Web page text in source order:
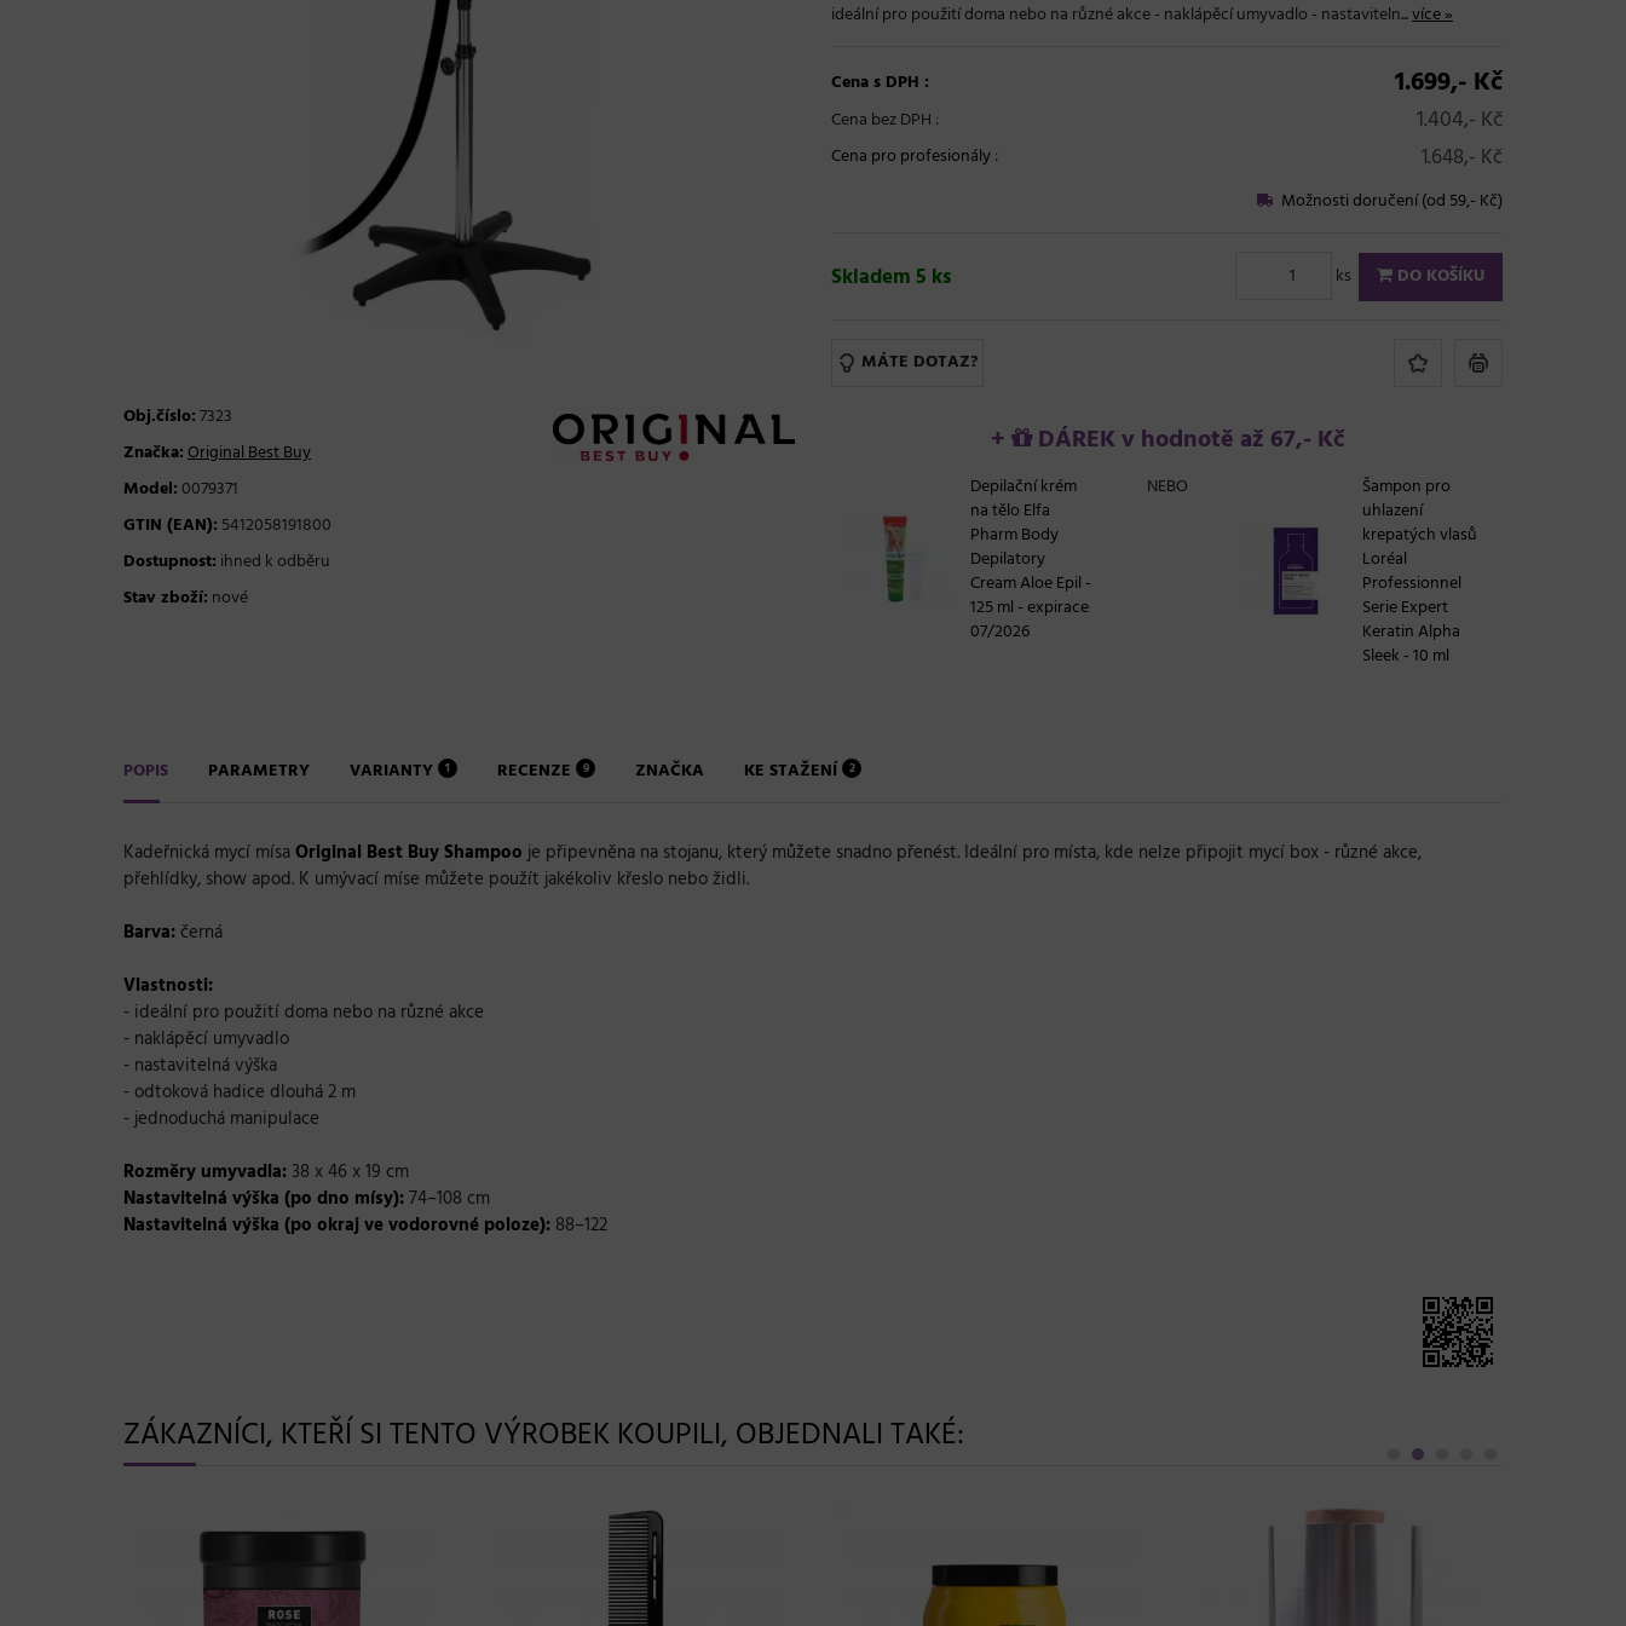
Obj.číslo:7323
Značka:Original Best Buy
Model:0079371
GTIN (EAN): 5412058191800
Dostupnost: ihned k odběru
Stav zboží: nové
ideální pro použití doma nebo na různé akce - naklápěcí umyvadlo - nastaviteln...více »
Cena s DPH : 1.699,- Kč
Cena bez DPH : 1.404,- Kč
Cena pro profesionály: 1.648,- Kč
Možnosti doručení (od 59,- Kč)
Skladem 5 ks ks DO KOŠÍKU
MÁTE DOTAZ?
+ DÁREK v hodnotě až 67,- Kč
Depilační krém
na tělo Elfa
Pharm Body
Depilatory
Cream Aloe Epil -
125 ml - expirace
07/2026
NEBO
Šampon pro
uhlazení
krepatých vlasů
Loréal
Professionnel
Serie Expert
Keratin Alpha
Sleek - 10 ml
POPIS PARAMETRY VARIANTY 1 RECENZE 9 ZNAČKA KE STAŽENÍ 2
Kadeřnická mycí mísaOriginal Best Buy Shampoo je připevněna na stojanu, který můžete snadno přenést. Ideální pro místa, kde nelze připojit mycí box - různé akce,
přehlídky, show apod. K umývací míse můžete použít jakékoliv křeslo nebo židli.
Barva: černá
Vlastnosti:
- ideální pro použití doma nebo na různé akce
- naklápěcí umyvadlo
- nastavitelná výška
- odtoková hadice dlouhá 2 m
- jednoduchá manipulace
Rozměry umyvadla: 38 x 46 x 19 cm
Nastavitelná výška (po dno mísy):74–108 cm
Nastavitelná výška (po okraj ve vodorovné poloze): 88–122
ZÁKAZNÍCI, KTEŘÍ SI TENTO VÝROBEK KOUPILI, OBJEDNALI TAKÉ: